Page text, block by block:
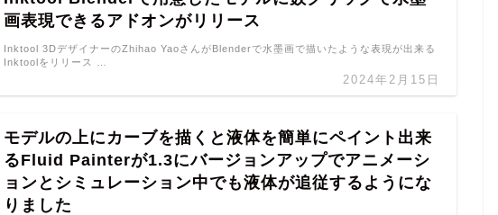
画表現できるアドオンがリリース
2024年2月15日
Inktool 3DデザイナーのZhihao YaoさんがBlenderで水墨画で描いたような表現が出来る
Inktoolをリリース …
モデルの上にカーブを描くと液体を簡単にペイント出来
るFluid Painterが1.3にバージョンアップでアニメーシ
ョンとシミュレーション中でも液体が追従するようにな
りました